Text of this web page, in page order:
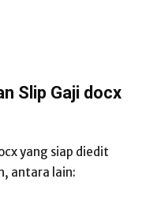
Slip Gaji docx
yang siap diedit
antara lain: